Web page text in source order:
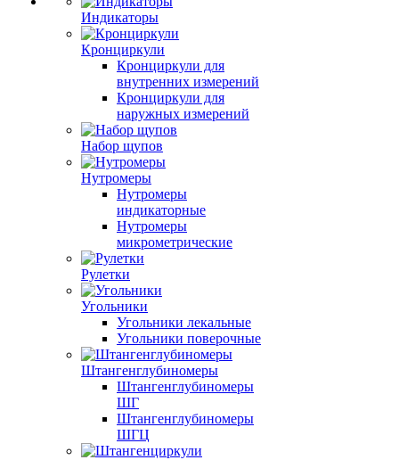
Индикаторы
Кронциркули
Кронциркули для
внутренних измерений
Кронциркули для
наружных измерений
Набор щупов
Нутромеры
Нутромеры
индикаторные
Нутромеры
микрометрические
Рулетки
Угольники
Угольники лекальные
Угольники поверочные
Штангенглубиномеры
Штангенглубиномеры
ШГ
Штангенглубиномеры
ШГЦ